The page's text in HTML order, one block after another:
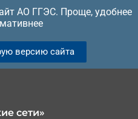
АО ГГЭС. Проще, удобнее
версию сайта
сети»